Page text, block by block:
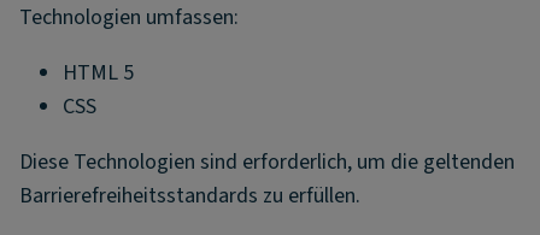
Technologien umfassen:
HTML 5
CSS
Diese Technologien sind erforderlich, um die geltenden
Barrierefreiheitsstandards zu erfüllen.